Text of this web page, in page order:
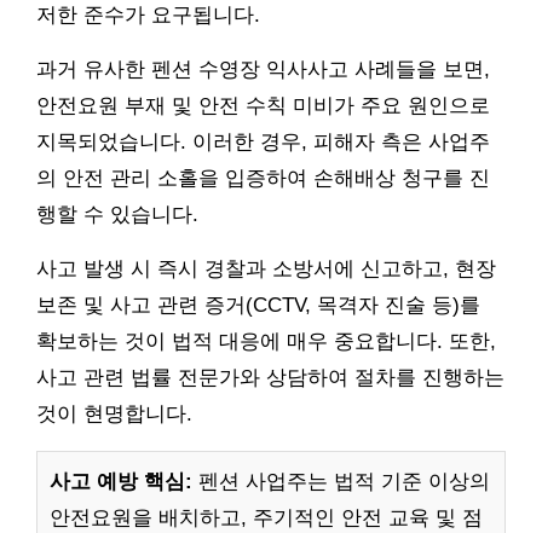
저한 준수가 요구됩니다.
과거 유사한 펜션 수영장 익사사고 사례들을 보면,
안전요원 부재 및 안전 수칙 미비가 주요 원인으로
지목되었습니다. 이러한 경우, 피해자 측은 사업주
의 안전 관리 소홀을 입증하여 손해배상 청구를 진
행할 수 있습니다.
사고 발생 시 즉시 경찰과 소방서에 신고하고, 현장
보존 및 사고 관련 증거(CCTV, 목격자 진술 등)를
확보하는 것이 법적 대응에 매우 중요합니다. 또한,
사고 관련 법률 전문가와 상담하여 절차를 진행하는
것이 현명합니다.
사고 예방 핵심: 펜션 사업주는 법적 기준 이상의
안전요원을 배치하고, 주기적인 안전 교육 및 점